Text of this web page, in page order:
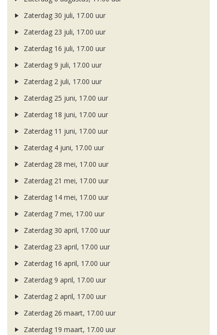
Zaterdag 30 juli, 17.00 uur
Zaterdag 23 juli, 17.00 uur
Zaterdag 16 juli, 17.00 uur
Zaterdag 9 juli, 17.00 uur
Zaterdag 2 juli, 17.00 uur
Zaterdag 25 juni, 17.00 uur
Zaterdag 18 juni, 17.00 uur
Zaterdag 11 juni, 17.00 uur
Zaterdag 4 juni, 17.00 uur
Zaterdag 28 mei, 17.00 uur
Zaterdag 21 mei, 17.00 uur
Zaterdag 14 mei, 17.00 uur
Zaterdag 7 mei, 17.00 uur
Zaterdag 30 april, 17.00 uur
Zaterdag 23 april, 17.00 uur
Zaterdag 16 april, 17.00 uur
Zaterdag 9 april, 17.00 uur
Zaterdag 2 april, 17.00 uur
Zaterdag 26 maart, 17.00 uur
Zaterdag 19 maart, 17.00 uur